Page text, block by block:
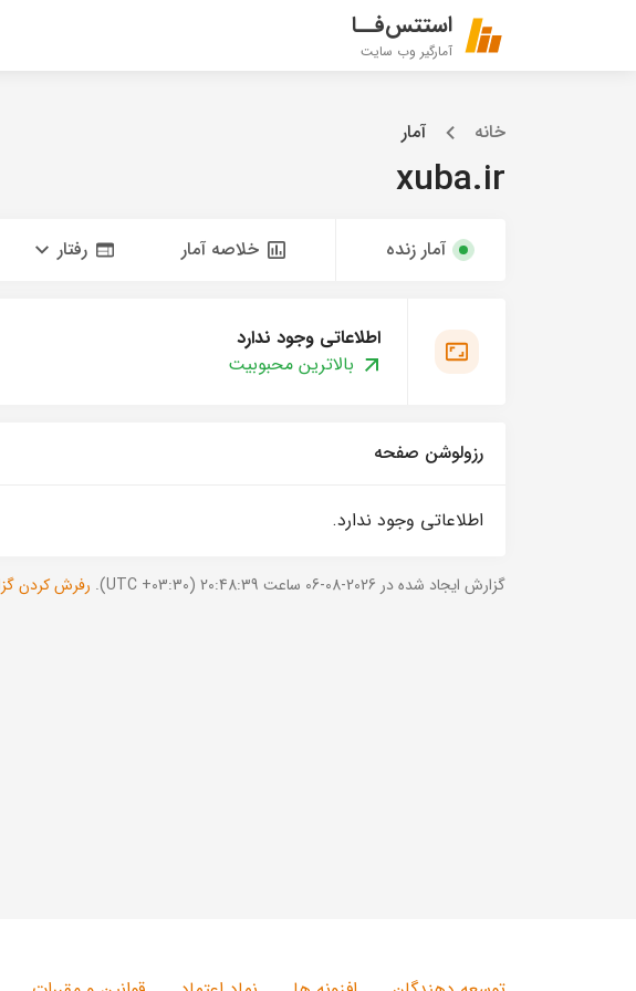
استتس‌فــا
آمارگیر وب سایت
خانه آمار
xuba.ir
آمار زنده خلاصه آمار رفتار
اطلاعاتی وجود ندارد
بالاترین محبوبیت
رزولوشن صفحه
اطلاعاتی وجود ندارد.
گزارش ایجاد شده در 2026-08-06 ساعت 20:48:39 (UTC +03:30). رفرش کردن